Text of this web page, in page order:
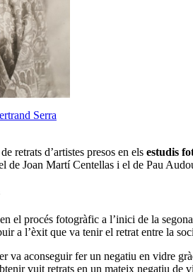
Serra
retrats d’artistes presos en els estudis
de Joan Martí Centellas i el de Pau
el procés fotogràfic a l’inici de la
a l’èxit que va tenir el retrat entre la
va aconseguir fer un negatiu en vidre
vuit retrats en un mateix negatiu de